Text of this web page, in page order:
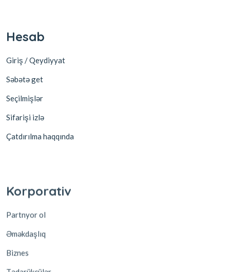
Hesab
Giriş / Qeydiyyat
Səbətə get
Seçilmişlər
Sifarişi izlə
Çatdırılma haqqında
Partnyor ol
Əməkdaşlıq
Biznes
Tədarükçülər